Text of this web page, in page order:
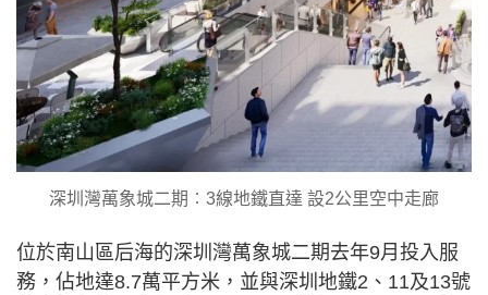
深圳灣萬象城二期︰3線地鐵直達 設2公里空中走廊
位於南山區后海的深圳灣萬象城二期去年9月投入服
務，佔地達8.7萬平方米，並與深圳地鐵2、11及13號